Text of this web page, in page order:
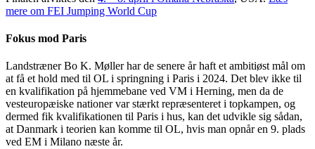
mere om FEI Jumping World Cup
Fokus mod Paris
Landstræner Bo K. Møller har de senere år haft et ambitiøst mål om
at få et hold med til OL i springning i Paris i 2024. Det blev ikke til
en kvalifikation på hjemmebane ved VM i Herning, men da de
vesteuropæiske nationer var stærkt repræsenteret i topkampen, og
dermed fik kvalifikationen til Paris i hus, kan det udvikle sig sådan,
at Danmark i teorien kan komme til OL, hvis man opnår en 9. plads
ved EM i Milano næste år.